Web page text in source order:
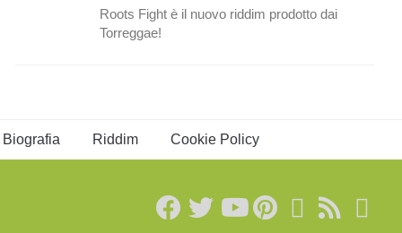
Roots Fight è il nuovo riddim prodotto dai
Torreggae!
Biografia Riddim Cookie Policy